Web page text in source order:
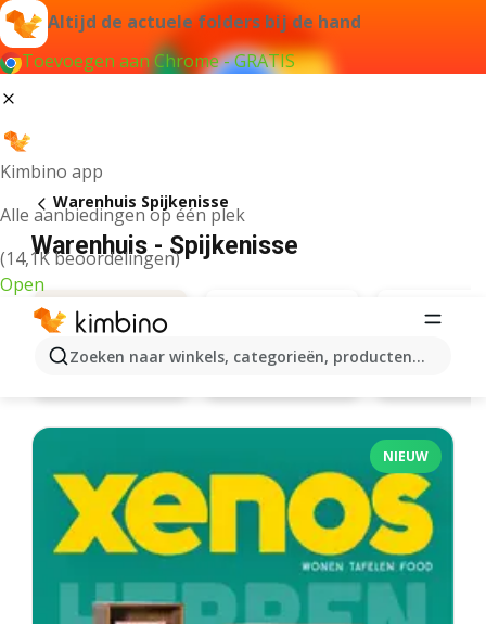
Altijd de actuele folders bij de hand
Toevoegen aan Chrome - GRATIS
Kimbino app
Alle aanbiedingen op één plek
(14,1K beoordelingen)
Open
Zoeken naar winkels, categorieën, producten...
Warenhuis Spijkenisse
Warenhuis - Spijkenisse
Action
NIEUW